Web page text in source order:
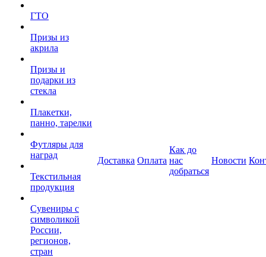
ГТО
Призы из
акрила
Призы и
подарки из
стекла
Плакетки,
панно, тарелки
Футляры для
наград
Текстильная
продукция
Сувениры с
символикой
России,
регионов,
стран
Доставка Оплата
Как до
нас
добраться
Новости